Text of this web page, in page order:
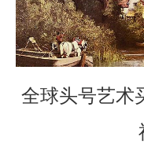
全球头号艺术